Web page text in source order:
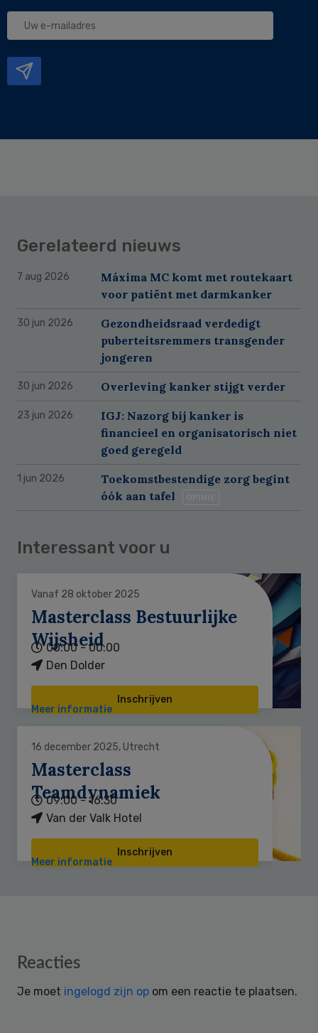
Uw
Gerelateerd nieuws
7 aug 2026
Máxima MC komt met routekaart
voor patiënt met darmkanker
30 jun 2026
Gezondheidsraad verdedigt
puberteitsremmers transgender
jongeren
30 jun 2026 Overleving kanker stijgt verder
23 jun 2026
IGJ: Nazorg bij kanker is
financieel en organisatorisch niet
goed geregeld
1 jun 2026
Toekomstbestendige zorg begint
óók aan tafel
Interessant voor u
Vanaf 28 oktober 2025
Masterclass Bestuurlijke
Wijsheid
00:00 - 00:00
Den Dolder
Inschrijven
Meer informatie
16 december 2025, Utrecht
Masterclass
Teamdynamiek
09:00 - 16:30
Van der Valk Hotel
Inschrijven
Meer informatie
Reader
Reacties
Je moet ingelogd zijn op om een reactie te plaatsen.